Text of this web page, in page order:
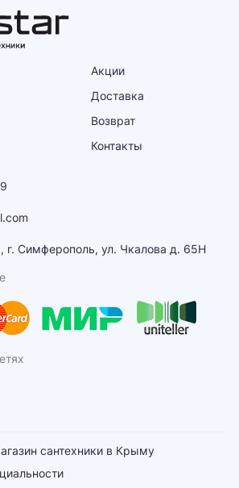
Акции
Доставка
Возврат
Контакты
Симферополь, ул. Чкалова д. 65Н
сантехники в Крыму